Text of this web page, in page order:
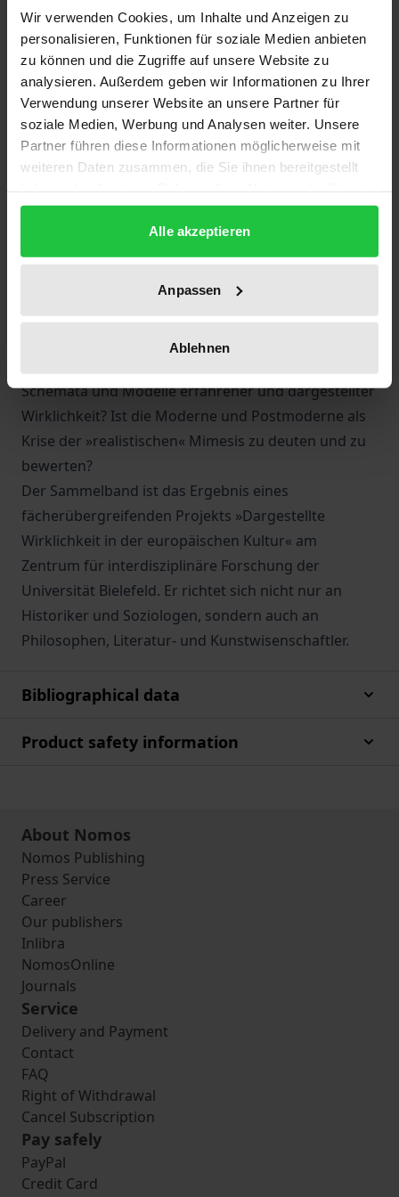
Wir verwenden Cookies, um Inhalte und Anzeigen zu
personalisieren, Funktionen für soziale Medien anbieten
zu können und die Zugriffe auf unsere Website zu
analysieren. Außerdem geben wir Informationen zu Ihrer
Verwendung unserer Website an unsere Partner für
soziale Medien, Werbung und Analysen weiter. Unsere
Partner führen diese Informationen möglicherweise mit
weiteren Daten zusammen, die Sie ihnen bereitgestellt
gesammelt haben.
Alle akzeptieren
Anpassen
Ablehnen
Schaffen eine internationale Diskussion über
Geschichte und Theorie der Geschichtsschreibung
ausgelöst. Ihre großen Metageschichten
(»Metahistory. Die historische Einbildungskraft im
19. Jahrhundert« und »Zeit und Erzählung«) stehen
auch im Zentrum dieses Bandes u.a. mit Beiträgen
von Peter Burke (Cambridge), David Carr (Atlanta),
nach den Konsequenzen für Theorie und Praxis der
Darstellung historischer Wirklichkeit im allgemeinen
und des »Grenzfalles« Holocaust im besonderen:
Wie ist die Wahrnehmung und Darstellung von
Realität im historischen Denken, der Lebenswelt, der
Schemata und Modelle erfahrener und dargestellter
Wirklichkeit? Ist die Moderne und Postmoderne als
Krise der »realistischen« Mimesis zu deuten und zu
bewerten?
Der Sammelband ist das Ergebnis eines
fächerübergreifenden Projekts »Dargestellte
Wirklichkeit in der europäischen Kultur« am
Zentrum für interdisziplinäre Forschung der
Universität Bielefeld. Er richtet sich nicht nur an
Historiker und Soziologen, sondern auch an
Philosophen, Literatur- und Kunstwisenschaftler.
Bibliographical data
Product safety information
About Nomos
Nomos Publishing
Press Service
Career
Our publishers
Inlibra
NomosOnline
Journals
Service
Delivery and Payment
Contact
FAQ
Right of Withdrawal
Cancel Subscription
Pay safely
PayPal
Credit Card